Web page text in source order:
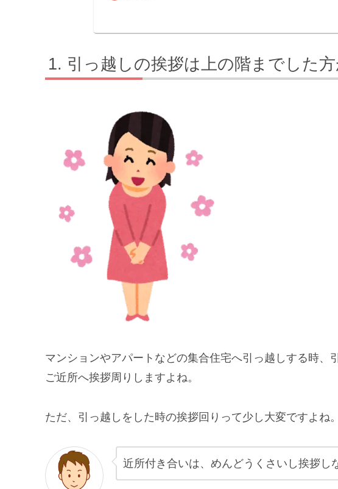
引っ越しの挨拶は上の階までした
マンションやアパートなどの集合住宅へ引っ越しする時、
ご近所へ挨拶周りしますよね。
ただ、引っ越しをした時の挨拶回りって少し大変ですよね。
近所付き合いは、めんどうくさいし挨拶し